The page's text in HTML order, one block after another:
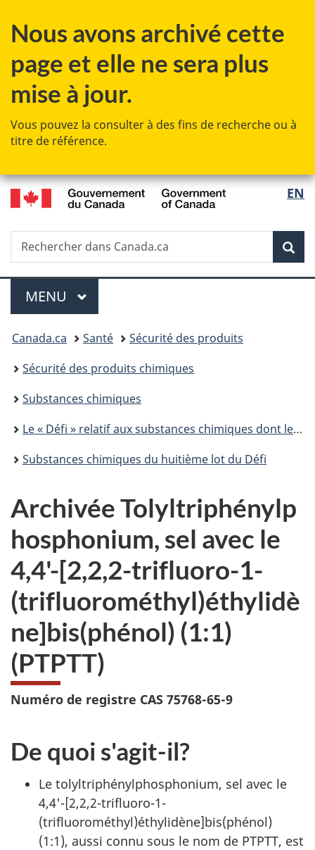
au
principal
à
Au
»
au
de
à
version
Nous avons archivé cette
page et elle ne sera plus
mise à jour.
Vous pouvez la consulter à des fins de recherche ou à
titre de référence.
de
la
EN
Recherche
Rechercher
dans
Menu
MENU PRINCIPAL
Vous
êtes
ici :
Canada.ca Santé
Sécurité des produits
Sécurité des produits chimiques
Substances chimiques
Le « Défi » relatif aux substances chimiques dont le suivi est de priorité élevée
Substances chimiques du huitième lot du Défi
Archivée Tolyltriphénylp
hosphonium, sel avec le
4,4'-[2,2,2-trifluoro-1-
(trifluorométhyl)éthylidè
ne]bis(phénol) (1:1)
(PTPTT)
Numéro de registre CAS 75768-65-9
De quoi s'agit-il?
Le tolyltriphénylphosphonium, sel avec le
4,4'-[2,2,2-trifluoro-1-
(trifluorométhyl)éthylidène]bis(phénol)
(1:1), aussi connu sous le nom de PTPTT, est